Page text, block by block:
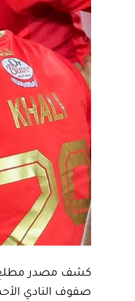
كشف مصدر مطلع،
صفوف النادي